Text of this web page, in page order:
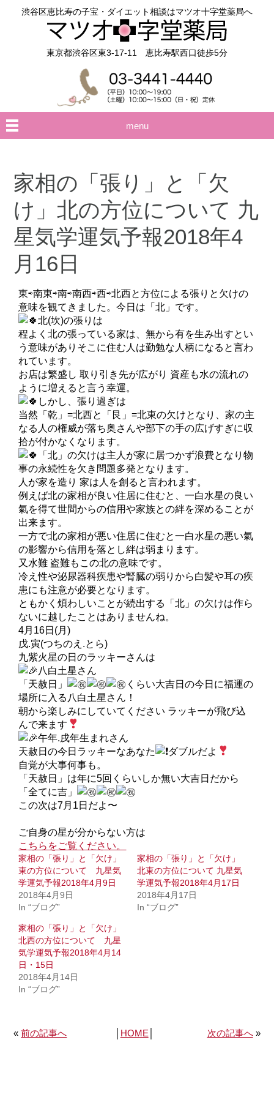
渋谷区恵比寿の子宝・ダイエット相談はマツオ十字堂薬局へ
東京都渋谷区東3-17-11 恵比寿駅西口徒歩5分
menu
家相の「張り」と「欠
け」北の方位について 九
星気学運気予報2018年4
月16日
東⇨南東⇨南⇨南西⇨西⇨北西と方位による張りと欠けの
意味を観てきました。今日は「北」です。
北(坎)の張りは
程よく北の張っている家は、無から有を生み出すとい
う意味がありそこに住む人は勤勉な人柄になると言わ
れています。
お店は繁盛し 取り引き先が広がり 資産も水の流れの
ように増えると言う幸運。
しかし、張り過ぎは
当然「乾」=北西と「艮」=北東の欠けとなり、家の主
なる人の権威が落ち奥さんや部下の手の広げすぎに収
拾が付かなくなります。
「北」の欠けは主人が家に居つかず浪費となり物
事の永続性を欠き問題多発となります。
人が家を造り 家は人を創ると言われます。
例えば北の家相が良い住居に住むと、一白水星の良い
氣を得て世間からの信用や家族との絆を深めることが
出来ます。
一方で北の家相が悪い住居に住むと一白水星の悪い氣
の影響から信用を落とし絆は弱まります。
又水難 盗難もこの北の意味です。
冷え性や泌尿器科疾患や腎臓の弱りから白髪や耳の疾
患にも注意が必要となります。
ともかく煩わしいことが続出する「北」の欠けは作ら
ないに越したことはありませんね。
4月16日(月)
戊.寅(つちのえ.とら)
九紫火星の日のラッキーさんは
八白土星さん
「天赦日」
くらい大吉日の今日に福運の
場所に入る八白土星さん！
朝から楽しみにしていてください ラッキーが飛び込
んで来ます
午年.戌年生まれさん
天赦日の今日ラッキーなあなた
ダブルだよ
自覚が大事何事も。
「天赦日」は年に5回くらいしか無い大吉日だから
「全てに吉」
この次は7月1日だよ〜
ご自身の星が分からない方は
こちらをご覧ください。
家相の「張り」と「欠け」
東の方位について 九星気
学運気予報2018年4月9日
2018年4月9日
In “ブログ”
家相の「張り」と「欠け」
北東の方位について 九星気
学運気予報2018年4月17日
2018年4月17日
In “ブログ”
家相の「張り」と「欠け」
北西の方位について 九星
気学運気予報2018年4月14
日・15日
2018年4月14日
In “ブログ”
«前の記事へ HOME 次の記事へ»